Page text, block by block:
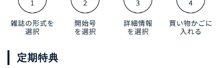
定期特典